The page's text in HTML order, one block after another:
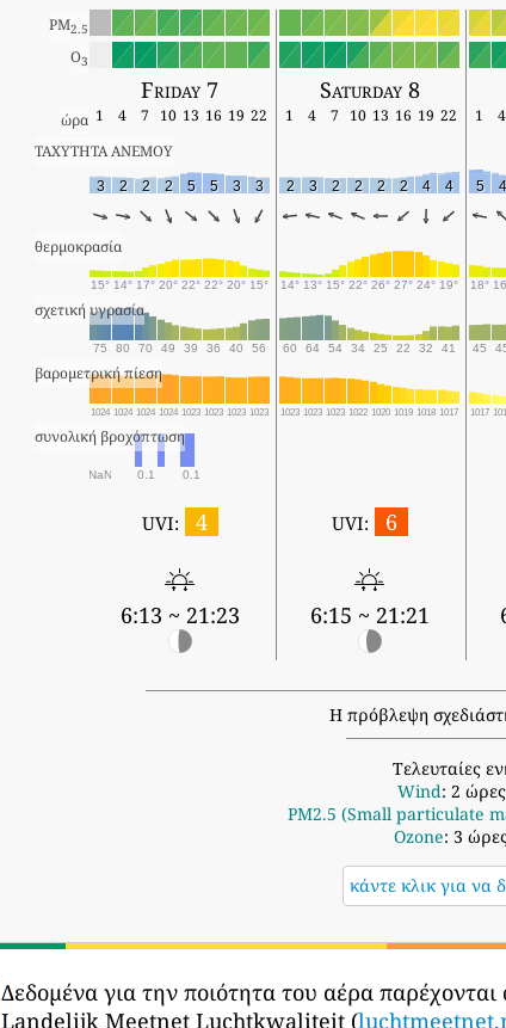
PM2.5
O3
Friday 7 Saturday 8
ώρα 1 4 7 10 13 16 19 22 1 4 7 10 13 16 19 22 1 4
ΤΑΧΥΤΗΤΑ ΑΝΕΜΟΥ
3 2 2 2 5 5 3 3 2 3 2 2 2 2 4 4 5 4
θερμοκρασία
15° 14° 17° 20° 22° 22° 20° 15° 14° 13° 15° 22° 26° 27° 24° 19° 18°
σχετική υγρασία
75 80 70 49 39 36 40 56 60 64 54 34 25 22 32 41 45
βαρομετρική πίεση
1024 1024 1024 1024 1023 1023 1023 1023 1023 1023 1023 1022 1020 1019 1018 1017 1017
συνολική βροχόπτωση
NaN 0.1 0.1
UVI: 4
6:13 ~ 21:23
UVI: 6
6:15 ~ 21:21
Η πρόβλεψη
Τελευταίες
Wind: 2
PM2.5 (Small particulate
Ozone: 3
κάντε κλικ για να
Δεδομένα για την ποιότητα του αέρα παρέχονται
Landelijk Meetnet Luchtkwaliteit (